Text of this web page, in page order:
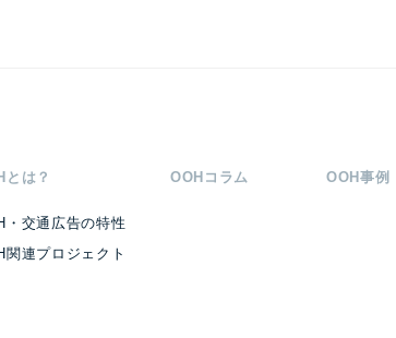
とは？
・交通広告の特性
関連プロジェクト
OOHコラム OOH事例